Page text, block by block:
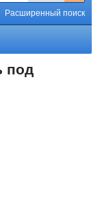
Расширенный поиск
под